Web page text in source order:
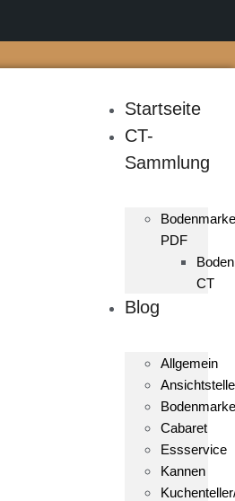
Startseite
CT-
Sammlung
PDF
CT
Blog
Allgemein
Cabaret
Essservice
Kannen